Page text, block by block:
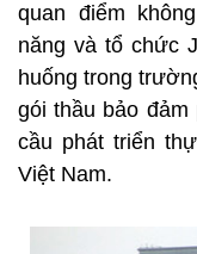
quan điểm
năng và tổ chức
huống trong
gói thầu bảo
cầu phát triển
Việt Nam.